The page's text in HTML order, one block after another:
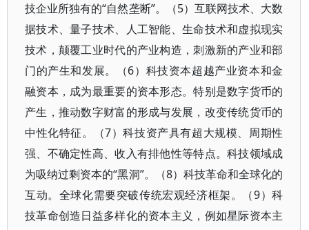
技企业所独有的“自然垄断”。（5）互联网技术、大数
据技术、量子技术、人工智能、生命技术和虚拟现实
技术，颠覆工业时代的产业构造，刺激新的产业和部
门的产生和发展。（6）科技资本超越产业资本和金
融资本，成为最重要的资本形态。特别是数字货币的
产生，推动数字财富的形成与发展，改变传统货币的
中性化特征。（7）科技资产具有超大规模、周期性
强、不确定性高、收入有排他性等特点。科技领域成
为吸纳过剩资本的“黑洞”。（8）科技革命和全球化的
互动。全球化需要突破传统宏观经济框架。（9）科
技革命创造日益多样化的资本主义，例如星际资本主